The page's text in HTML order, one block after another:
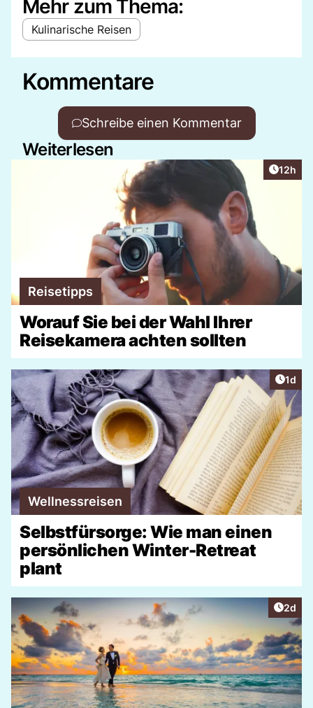
Mehr zum Thema:
Kulinarische Reisen
Kommentare
Schreibe einen Kommentar
Weiterlesen
Artikel
12h
Reisetipps
Worauf Sie bei der Wahl Ihrer
Reisekamera achten sollten
1d
Wellnessreisen
Selbstfürsorge: Wie man einen
persönlichen Winter-Retreat
plant
2d